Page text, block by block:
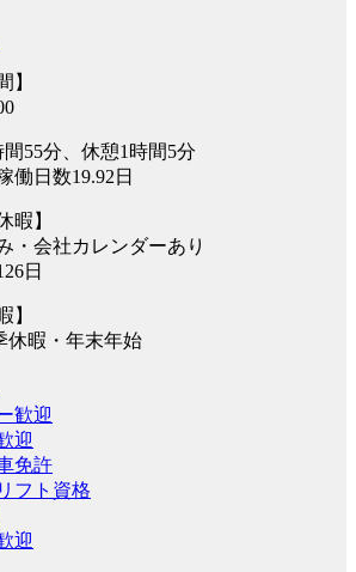
】
55分、休憩1時間5分
働日数19.92日
暇】
・会社カレンダーあり
日
】
休暇・年末年始
歓迎
迎
免許
フト資格
迎